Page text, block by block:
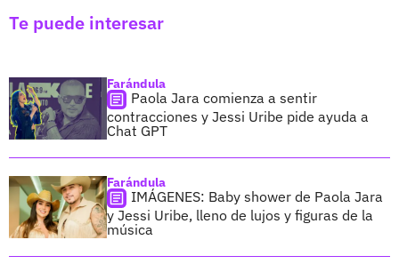
Te puede interesar
Farándula
Paola Jara comienza a sentir
contracciones y Jessi Uribe pide ayuda a
Chat GPT
Farándula
IMÁGENES: Baby shower de Paola Jara
y Jessi Uribe, lleno de lujos y figuras de la
música